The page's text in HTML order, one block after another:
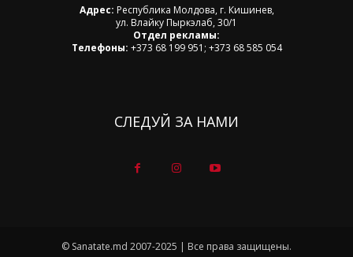
Адрес: Республика Молдова, г. Кишинев,
ул. Влайку Пыркэлаб, 30/1
Отдел рекламы:
Телефоны: +373 68 199 951; +373 68 585 054
СЛЕДУЙ ЗА НАМИ
© Sanatate.md 2007-2025 | Все права защищены.